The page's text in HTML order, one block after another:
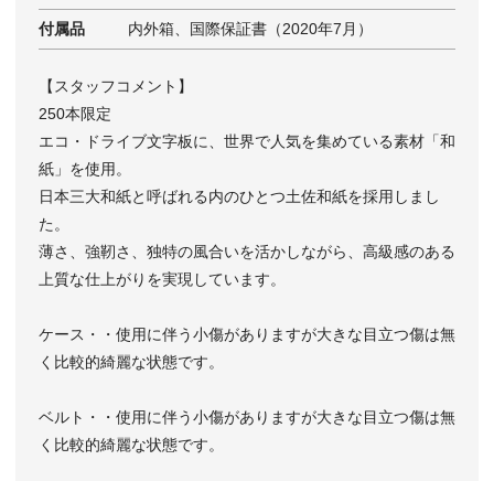
付属品 内外箱、国際保証書（2020年7月）
【スタッフコメント】
250本限定
エコ・ドライブ文字板に、世界で人気を集めている素材「和
紙」を使用。
日本三大和紙と呼ばれる内のひとつ土佐和紙を採用しまし
た。
薄さ、強靭さ、独特の風合いを活かしながら、高級感のある
上質な仕上がりを実現しています。
ケース・・使用に伴う小傷がありますが大きな目立つ傷は無
く比較的綺麗な状態です。
ベルト・・使用に伴う小傷がありますが大きな目立つ傷は無
く比較的綺麗な状態です。